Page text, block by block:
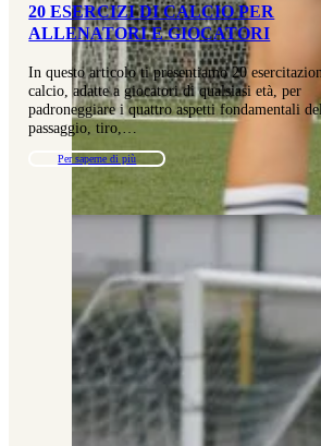
20 ESERCIZI DI CALCIO PER
ALLENATORI E GIOCATORI
In questo articolo ti presentiamo 20
calcio, adatte a giocatori di qualsiasi età, per
padroneggiare i quattro aspetti fondamentali
passaggio, tiro,…
Per saperne di più